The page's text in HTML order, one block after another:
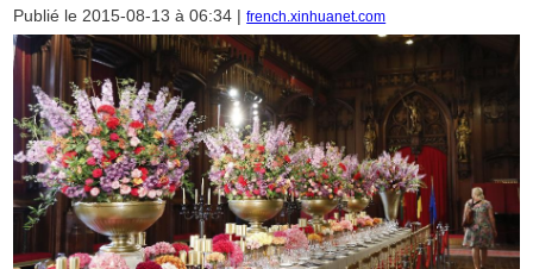
Publié le 2015-08-13 à 06:34 |french.xinhuanet.com